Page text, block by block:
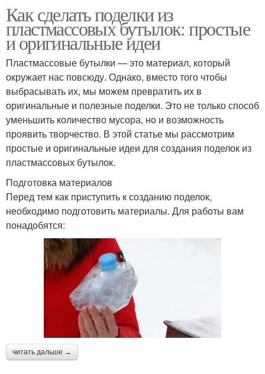
Как сделать поделки из
пластмассовых бутылок: простые
и оригинальные идеи
Пластмассовые бутылки — это материал, который
окружает нас повсюду. Однако, вместо того чтобы
выбрасывать их, мы можем превратить их в
оригинальные и полезные поделки. Это не только способ
уменьшить количество мусора, но и возможность
проявить творчество. В этой статье мы рассмотрим
простые и оригинальные идеи для создания поделок из
пластмассовых бутылок.
Подготовка материалов
Перед тем как приступить к созданию поделок,
необходимо подготовить материалы. Для работы вам
понадобятся:
читать дальше →